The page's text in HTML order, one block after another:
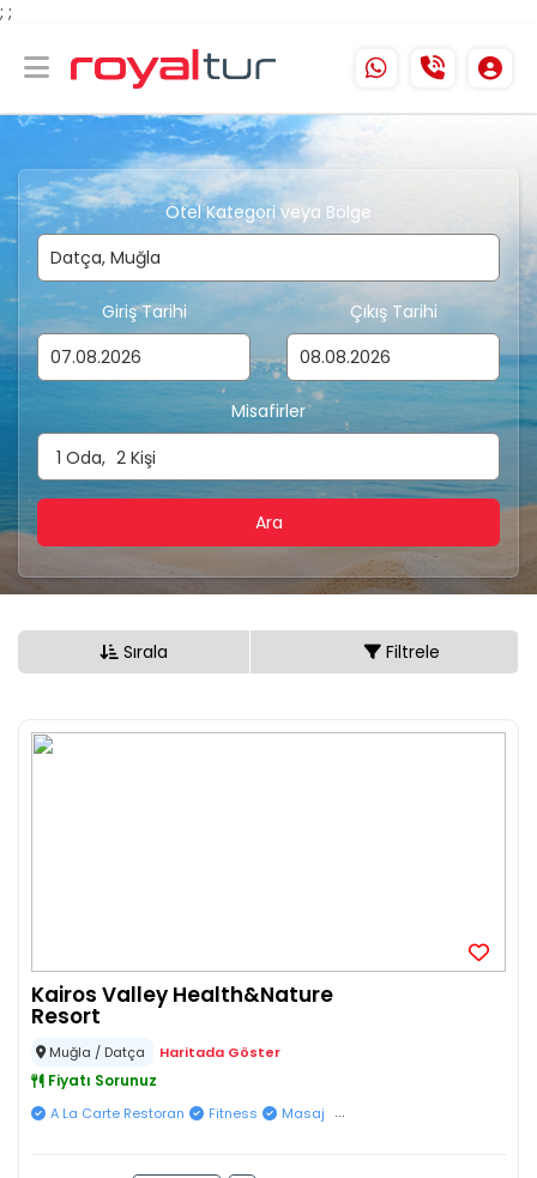
; ;
Otel Kategori veya Bölge
Giriş Tarihi Çıkış Tarihi
Misafirler
1 Oda, 2 Kişi
Ara
Sırala Filtrele
Kairos Valley Health&Nature
Resort
Muğla / Datça Haritada Göster
Fiyatı Sorunuz
A La Carte Restoran Fitness Masaj ...